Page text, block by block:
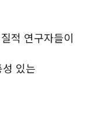
적 연구자들이
있는